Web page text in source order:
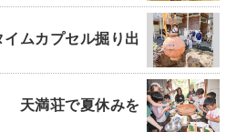
ムカプセル掘り出
天満荘で夏休みを